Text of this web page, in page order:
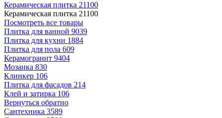
Керамическая плитка 21100
Керамическая плитка 21100
Посмотреть все товары
Плитка для ванной 9039
Плитка для кухни 1884
Плитка для пола 609
Керамогранит 9404
Мозаика 830
Клинкер 106
Плитка для фасадов 214
Клей и затирка 106
Вернуться обратно
Сантехника 3589